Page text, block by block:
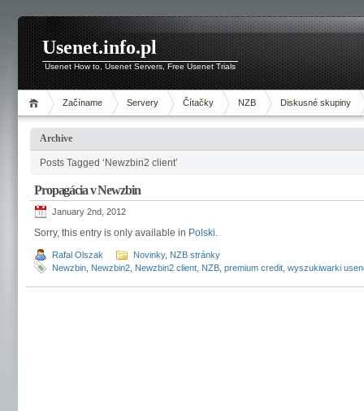
Usenet.info.pl
Usenet How to, Usenet Servers, Free Usenet Trials
Začíname Servery Čítačky NZB Diskusné skupiny
Archive
Posts Tagged ‘Newzbin2 client’
Propagácia v Newzbin
January 2nd, 2012
Sorry, this entry is only available in Polski.
Rafal Olszak Novinky, NZB stránky
Newzbin Newzbin2 Newzbin2 client NZB premium credit wyszukiwarki